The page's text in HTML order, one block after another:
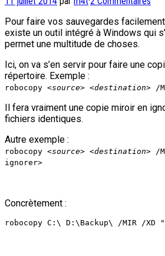
Pour faire vos sauvegardes
existe un outil intégré à Windows qui
permet une multitude de choses.
Ici, on va s’en servir pour faire une
répertoire. Exemple :
robocopy <source> <destination> /
Il fera vraiment une copie miroir en
fichiers identiques.
Autre exemple :
robocopy <source> <destination> /
ignorer>
Concrètement :
robocopy C:\ D:\Backup\ /MIR /XD